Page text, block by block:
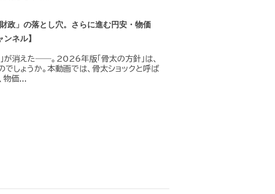
政」の落とし穴。さらに進む円安・物価
ネル】
消えた――。2026年版「骨太の方針」は、
しょうか。本動画では、骨太ショックと呼ば
物価...